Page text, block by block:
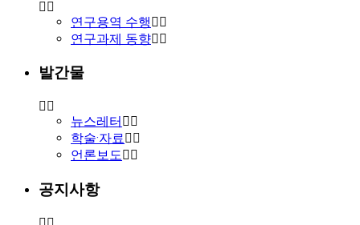
연구용역 수행
연구과제 동향
발간물
뉴스레터
학술·자료
언론보도
공지사항